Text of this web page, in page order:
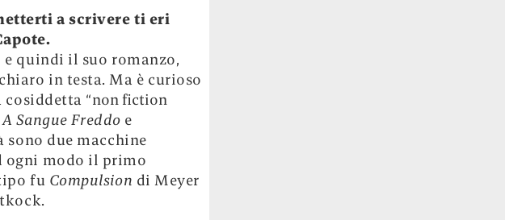
a scrivere ti eri
e quindi il suo romanzo,
in testa. Ma è curioso
“non fiction
A Sangue Freddo e
sono due macchine
ogni modo il primo
fu Compulsion di Meyer